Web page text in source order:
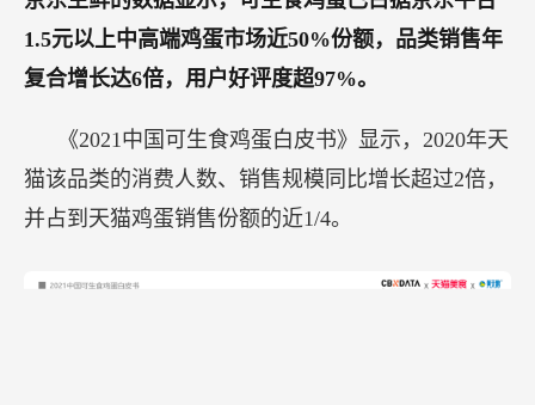
1.5元以上中高端鸡蛋市场近50%份额，品类销售年
复合增长达6倍，用户好评度超97%。
《2021中国可生食鸡蛋白皮书》显示，2020年天
猫该品类的消费人数、销售规模同比增长超过2倍，
并占到天猫鸡蛋销售份额的近1/4。